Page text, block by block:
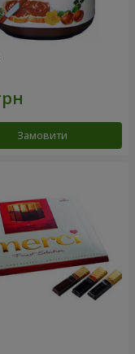
Замовити